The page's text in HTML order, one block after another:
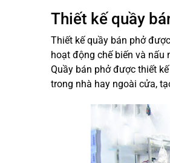
Thiết kế quầy
Thiết kế quầy bán phở
hoạt động chế biến và nấu
Quầy bán phở được thiết
trong nhà hay ngoài cửa,